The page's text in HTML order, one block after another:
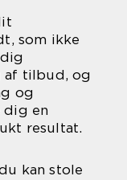
som ikke
af tilbud, og
og
dig en
resultat.
kan stole